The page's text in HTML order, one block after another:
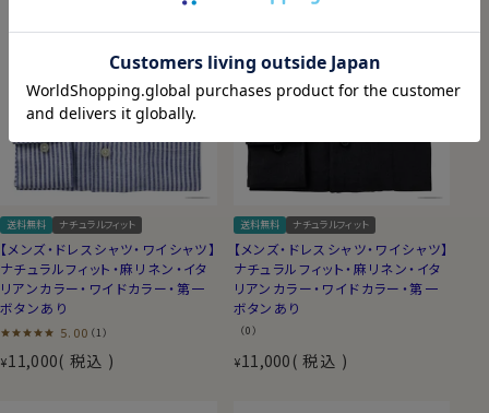
送料無料 ナチュラルフィット
【メンズ・ドレスシャツ・ワイシャツ】
ナチュラルフィット・麻リネン・イタ
リアンカラー・ワイドカラー・第一
ボタンあり
5.00 （1）
¥11,000 税込
送料無料 ナチュラルフィット
【メンズ・ドレスシャツ・ワイシャツ】
ナチュラルフィット・麻リネン・イタ
リアンカラー・ワイドカラー・第一
ボタンあり
（0）
¥11,000 税込